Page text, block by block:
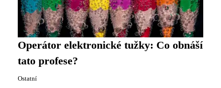
Operátor elektronické tužky: Co obnáší
tato profese?
Ostatní